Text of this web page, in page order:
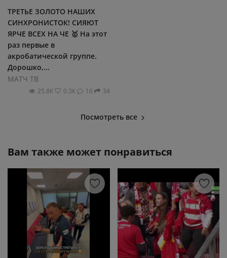
ТРЕТЬЕ ЗОЛОТО НАШИХ
СИНХРОНИСТОК! СИЯЮТ
ЯРЧЕ ВСЕХ НА ЧЕ 🥇 На этот
раз первые в
акробатической группе.
Дорошко,...
МАТЧ ТВ
25.8К 0.3К 16 34
Посмотреть все
Вам также может понравиться